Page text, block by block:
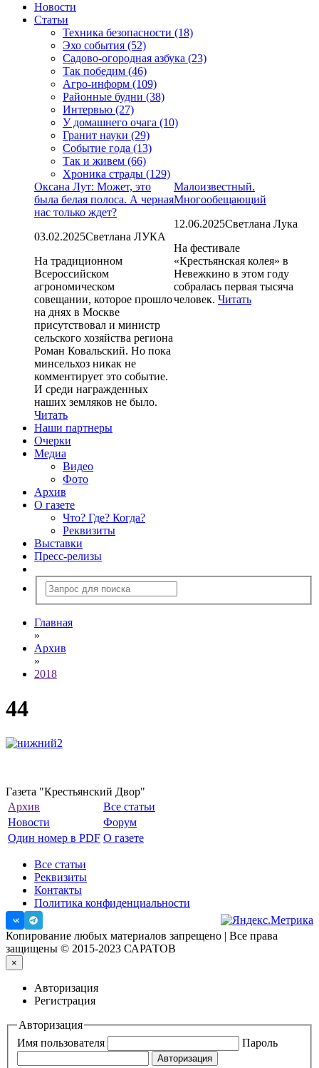
Новости
Статьи
Техника безопасности (18)
Эхо события (52)
Садово-огородная азбука (23)
Так победим (46)
Агро-информ (109)
Районные будни (38)
Интервью (27)
У домашнего очага (10)
Гранит науки (29)
Событие года (13)
Так и живем (66)
Хроника страды (129)
Малоизвестный.
Многообещающий
12.06.2025Светлана Лука
На фестивале
«Крестьянская колея» в
Невежкино в этом году
собралась первая тысяча
человек. Читать
Оксана Лут: Может, это
была белая полоса. А черная
нас только ждет?
03.02.2025Светлана ЛУКА
На традиционном
Всероссийском
агрономическом
совещании, которое прошло
на днях в Москве
присутствовал и министр
сельского хозяйства региона
Роман Ковальский. Но пока
минсельхоз никак не
комментирует это событие.
И среди награжденных
наших земляков не было.
Читать
Наши партнеры
Очерки
Медиа
Видео
Фото
Архив
О газете
Что? Где? Когда?
Реквизиты
Выставки
Пресс-релизы
Главная
»
Архив
»
2018
44
Газета "Крестьянский Двор"
Архив
Все статьи
Новости
Форум
Один номер в PDF О газете
Все статьи
Реквизиты
Контакты
Политика конфиденциальности
Копирование любых материалов запрещено | Все права
защищены © 2015-2023 САРАТОВ
×
Авторизация
Регистрация
Авторизация
Имя пользователя
Пароль